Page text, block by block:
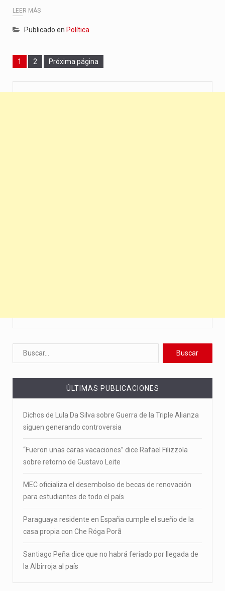
LEER MÁS
Publicado en Política
Page
1 Page
2 Próxima página
ÚLTIMAS PUBLICACIONES
Dichos de Lula Da Silva sobre Guerra de la Triple Alianza
siguen generando controversia
“Fueron unas caras vacaciones” dice Rafael Filizzola
sobre retorno de Gustavo Leite
MEC oficializa el desembolso de becas de renovación
para estudiantes de todo el país
Paraguaya residente en España cumple el sueño de la
casa propia con Che Róga Porã
Santiago Peña dice que no habrá feriado por llegada de
la Albirroja al país